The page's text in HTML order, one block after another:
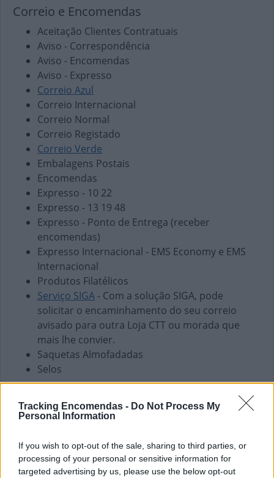
Tracking Encomendas - Do Not Process My
Personal Information
If you wish to opt-out of the sale, sharing to third parties, or
processing of your personal or sensitive information for
targeted advertising by us, please use the below opt-out
Correio e Encomendas
Aceitação Clientes Contratuais
Aviso - Correspondência
Aviso - Encomendas
Aviso - Expresso
Correio Azul
Correio Internacional
Correio Normal
Correio Registado
Correio Verde
Embalagens Postais
Encomendas
Expresso - 10 22
Expresso - 13 19 48
Expresso - Ponto de Entrega (receber
encomendas)
Expresso Internacional - EMS Economy e EMS
Internacional
Produtos Filatélicos
Serviço SIGA - Com a solução SIGA, pode
solicitar o encaminhamento do seu correio
avisado para outra Loja CTT ou morada que
mais lhe convier.
Saquetas Almofadadas
Selos
Envio de vales - Internacionais
Pagamento de Coimas
Pagamento de Faturas
Pagamento de Impostos